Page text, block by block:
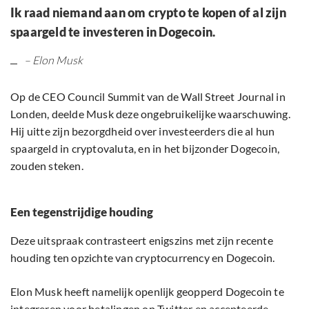
Ik raad niemand aan om crypto te kopen of al zijn
spaargeld te investeren in Dogecoin.
– Elon Musk
Op de CEO Council Summit van de Wall Street Journal in
Londen, deelde Musk deze ongebruikelijke waarschuwing.
Hij uitte zijn bezorgdheid over investeerders die al hun
spaargeld in cryptovaluta, en in het bijzonder Dogecoin,
zouden steken.
Een tegenstrijdige houding
Deze uitspraak contrasteert enigszins met zijn recente
houding ten opzichte van cryptocurrency en Dogecoin.
Elon Musk heeft namelijk openlijk geopperd Dogecoin te